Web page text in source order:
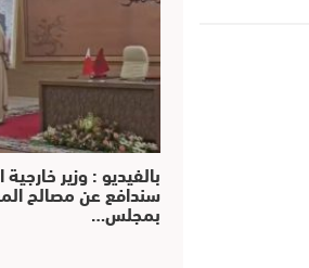
بالفيديو : وزير
سندافع عن مصالح
بمجلس…